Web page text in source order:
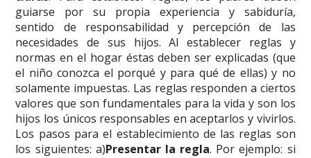
guiarse por su propia experiencia y sabiduría,
sentido de responsabilidad y percepción de las
necesidades de sus hijos. Al establecer reglas y
normas en el hogar éstas deben ser explicadas (que
el niño conozca el porqué y para qué de ellas) y no
solamente impuestas. Las reglas responden a ciertos
valores que son fundamentales para la vida y son los
hijos los únicos responsables en aceptarlos y vivirlos.
Los pasos para el establecimiento de las reglas son
los siguientes: a)Presentar la regla. Por ejemplo: si